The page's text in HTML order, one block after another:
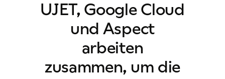
UJET, Google Cloud
und Aspect
arbeiten
zusammen, um die